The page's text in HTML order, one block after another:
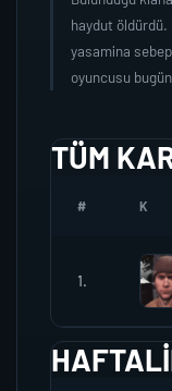
haydut
yasamina
oyuncusu
TÜM
# K
1.